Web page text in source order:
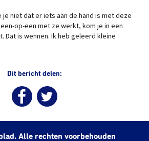
je niet dat er iets aan de hand is met deze
op-een met ze werkt, kom je in een
Dat is wennen. Ik heb geleerd kleine
Dit bericht delen:
Alle rechten voorbehouden